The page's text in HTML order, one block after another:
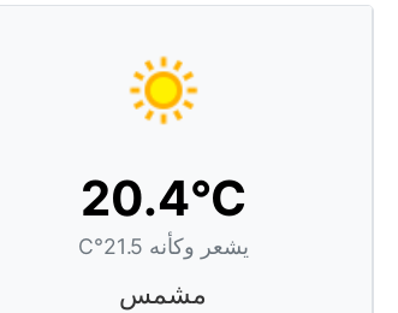
20.4°C
يشعر وكأنه 21.5°C
مشمس